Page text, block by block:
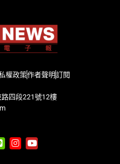
權政策作者聲明訂閱
四段221號12樓